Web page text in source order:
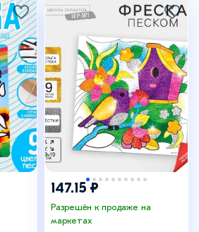
147.15 ₽
Разрешён к продаже на
маркетах